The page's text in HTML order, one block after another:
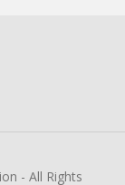
- All Rights